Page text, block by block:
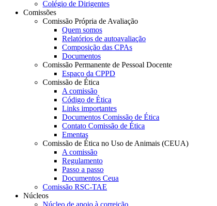
Colégio de Dirigentes
Comissões
Comissão Própria de Avaliação
Quem somos
Relatórios de autoavaliação
Composição das CPAs
Documentos
Comissão Permanente de Pessoal Docente
Espaço da CPPD
Comissão de Ética
A comissão
Código de Ética
Links importantes
Documentos Comissão de Ética
Contato Comissão de Ética
Ementas
Comissão de Ética no Uso de Animais (CEUA)
A comissão
Regulamento
Passo a passo
Documentos Ceua
Comissão RSC-TAE
Núcleos
Núcleo de apoio à correição